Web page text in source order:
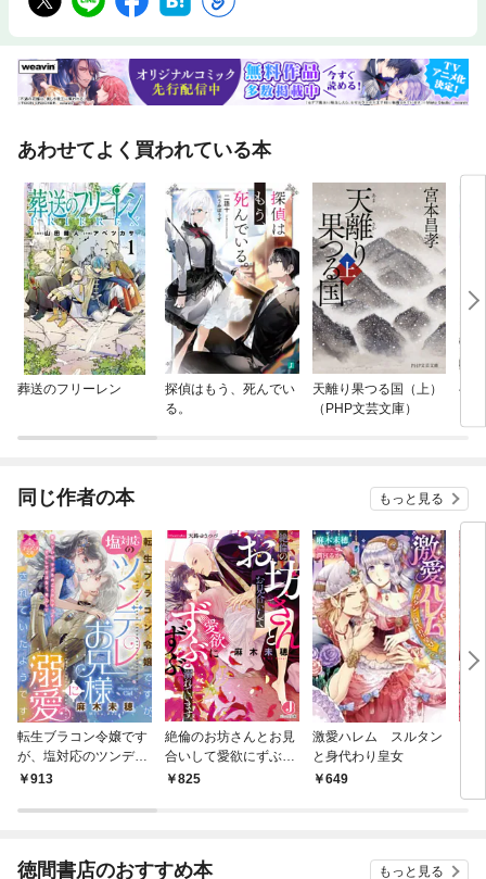
あわせてよく買われている本
葬送のフリーレン
探偵はもう、死んでい
る。
天離り果つる国（上）
（PHP文芸文庫）
ベ
同じ作者の本 もっと見る
転生ブラコン令嬢です
が、塩対応のツンデレ
お兄様に溺愛されてい
913
絶倫のお坊さんとお見
合いして愛欲にずぶず
ぶ溺れています。
825
激愛ハレム スルタン
と身代わり皇女
649
徳間書店のおすすめ本 もっと見る